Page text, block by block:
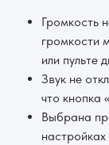
Громкость
громкости
или пульте
Звук не
что кнопка
Выбрана